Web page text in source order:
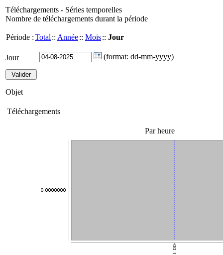
Téléchargements - Séries temporelles
Nombre de téléchargements durant la période
Période :Total :: Année:: Mois:: Jour
Jour (format: dd-mm-yyyy)
Objet
Téléchargements
Par heure